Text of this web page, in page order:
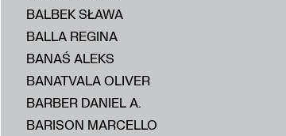
BALBEK SŁAWA
BALLA REGINA
BANAŚ ALEKS
BANATVALA OLIVER
BARBER DANIEL A.
BARISON MARCELLO